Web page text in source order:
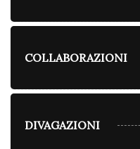
COLLABORAZIONI
DIVAGAZIONI